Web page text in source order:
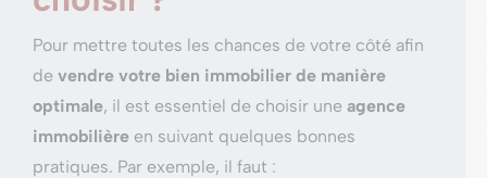
Pour mettre toutes les chances de votre côté afin
de vendre votre bien immobilier de manière
optimale, il est essentiel de choisir une agence
immobilière en suivant quelques bonnes
pratiques. Par exemple, il faut :